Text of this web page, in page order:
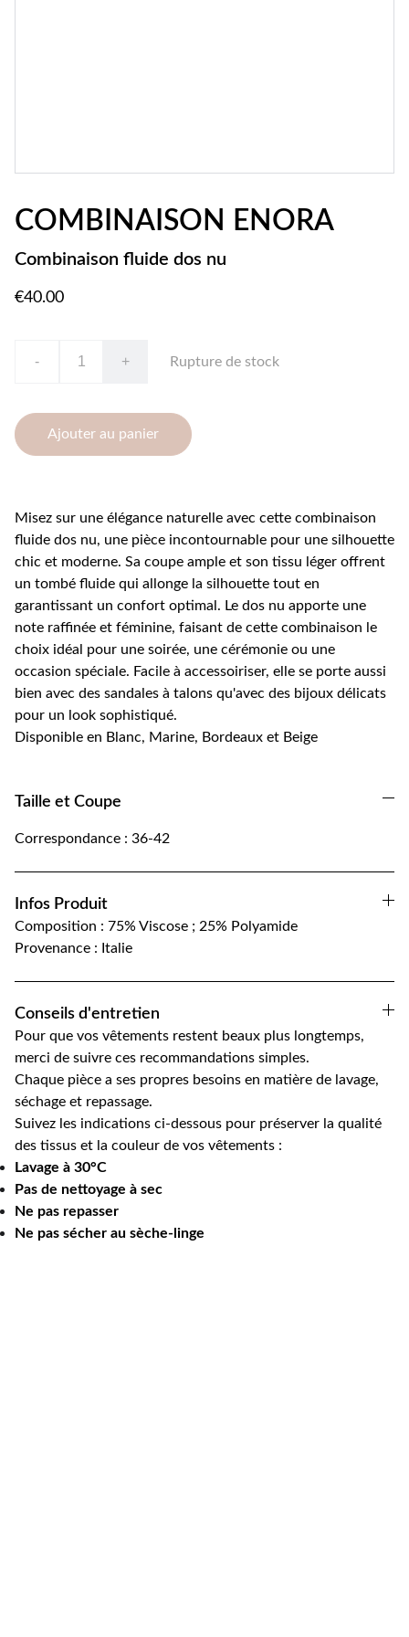
COMBINAISON ENORA
Combinaison fluide dos nu
€40.00
- + Rupture de stock
Ajouter au panier
Misez sur une élégance naturelle avec cette combinaison
fluide dos nu, une pièce incontournable pour une silhouette
chic et moderne. Sa coupe ample et son tissu léger offrent
un tombé fluide qui allonge la silhouette tout en
garantissant un confort optimal. Le dos nu apporte une
note raffinée et féminine, faisant de cette combinaison le
choix idéal pour une soirée, une cérémonie ou une
occasion spéciale. Facile à accessoiriser, elle se porte aussi
bien avec des sandales à talons qu'avec des bijoux délicats
pour un look sophistiqué.
Disponible en Blanc, Marine, Bordeaux et Beige
Taille et Coupe
Correspondance : 36-42
Infos Produit
Composition : 75% Viscose ; 25% Polyamide
Provenance : Italie
Conseils d'entretien
Pour que vos vêtements restent beaux plus longtemps,
merci de suivre ces recommandations simples.
Chaque pièce a ses propres besoins en matière de lavage,
séchage et repassage.
Suivez les indications ci-dessous pour préserver la qualité
des tissus et la couleur de vos vêtements :
Lavage à 30°C
Pas de nettoyage à sec
Ne pas repasser
Ne pas sécher au sèche-linge